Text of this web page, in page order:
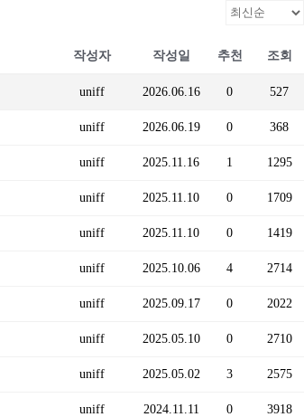
작성자 작성일 추천 조회
uniff 2026.06.16 0 527
uniff 2026.06.19 0 368
uniff 2025.11.16 1 1295
uniff 2025.11.10 0 1709
uniff 2025.11.10 0 1419
uniff 2025.10.06 4 2714
uniff 2025.09.17 0 2022
uniff 2025.05.10 0 2710
uniff 2025.05.02 3 2575
uniff 2024.11.11 0 3918